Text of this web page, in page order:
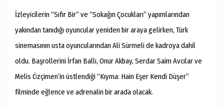
İzleyicilerin “Sıfır Bir” ve “Sokağın Çocukları” yapımlarından
yakından tanıdığı oyuncular yeniden bir araya gelirken, Türk
sinemasının usta oyuncularından Ali Sürmeli de kadroya dahil
oldu. Başrollerini İrfan Ballı, Onur Akbay, Serdar Saim Avcılar ve
Melis Özçimen’in üstlendiği “Kıyma: Hain Eşer Kendi Düşer”
filminde eğlence ve adrenalin bir arada olacak.